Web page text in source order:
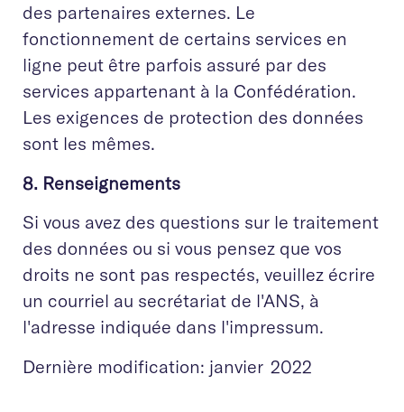
des partenaires externes. Le
fonctionnement de certains services en
ligne peut être parfois assuré par des
services appartenant à la Confédération.
Les exigences de protection des données
sont les mêmes.
8. Renseignements
Si vous avez des questions sur le traitement
des données ou si vous pensez que vos
droits ne sont pas respectés, veuillez écrire
un courriel au secrétariat de l'ANS, à
l'adresse indiquée dans l'impressum.
Dernière modification: janvier 2022